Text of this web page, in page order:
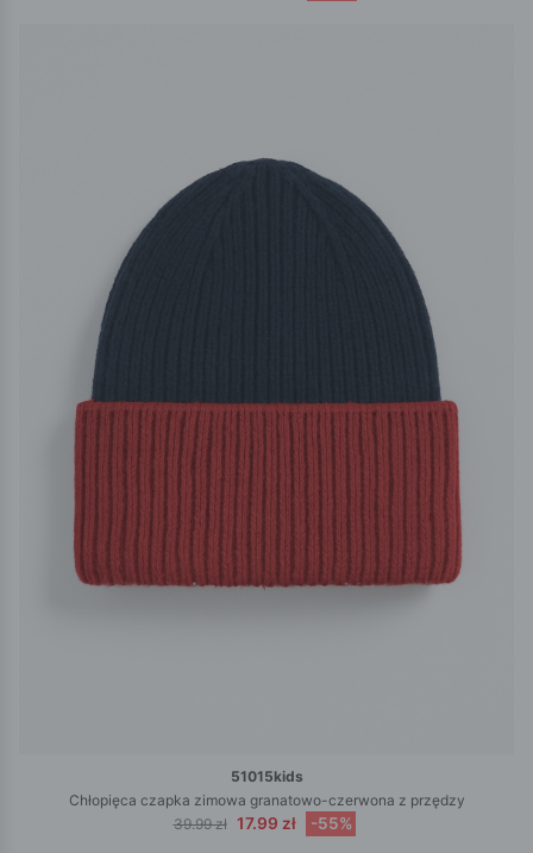
51015kids
Chłopięca czapka zimowa granatowo-czerwona z przędzy
39.99 zł 17.99 zł -55%